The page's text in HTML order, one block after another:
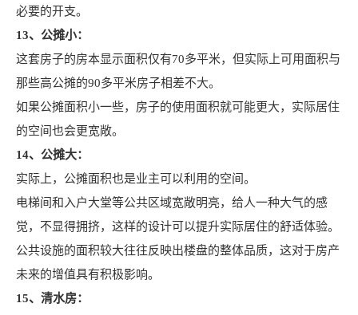
必要的开支。
13、公摊小：
这套房子的房本显示面积仅有70多平米，但实际上可用面积与
那些高公摊的90多平米房子相差不大。
如果公摊面积小一些，房子的使用面积就可能更大，实际居住
的空间也会更宽敞。
14、公摊大：
实际上，公摊面积也是业主可以利用的空间。
电梯间和入户大堂等公共区域宽敞明亮，给人一种大气的感
觉，不显得拥挤，这样的设计可以提升实际居住的舒适体验。
公共设施的面积较大往往反映出楼盘的整体品质，这对于房产
未来的增值具有积极影响。
15、清水房：